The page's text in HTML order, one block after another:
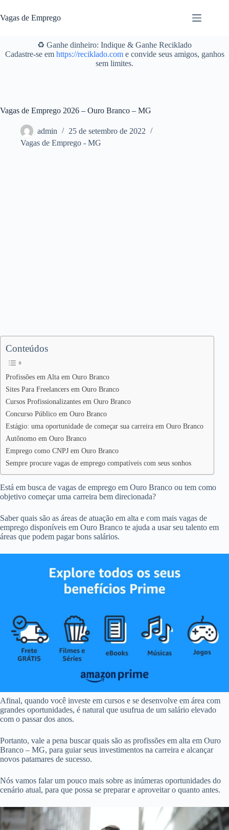
para
o
Vagas de Emprego
♻️ Ganhe dinheiro: Indique & Ganhe Reciklado
Cadastre-se em https://reciklado.come convide seus amigos, ganhos
sem limites.
Vagas de Emprego 2026 – Ouro Branco – MG
admin
25 de setembro de 2022
Vagas de Emprego - MG
Conteúdos
Profissões em Alta em Ouro Branco
Sites Para Freelancers em Ouro Branco
Cursos Profissionalizantes em Ouro Branco
Concurso Público em Ouro Branco
Estágio: uma oportunidade de começar sua carreira em Ouro Branco
Autônomo em Ouro Branco
Emprego como CNPJ em Ouro Branco
Sempre procure vagas de emprego compatíveis com seus sonhos
Está em busca de vagas de emprego em Ouro Branco ou tem como
objetivo começar uma carreira bem direcionada?
Saber quais são as áreas de atuação em alta e com mais vagas de
emprego disponíveis em Ouro Branco te ajuda a usar seu talento em
áreas que podem pagar bons salários.
Afinal, quando você investe em cursos e se desenvolve em área com
grandes oportunidades, é natural que usufrua de um salário elevado
com o passar dos anos.
Portanto, vale a pena buscar quais são as profissões em alta em Ouro
Branco – MG, para guiar seus investimentos na carreira e alcançar
novos patamares de sucesso.
Nós vamos falar um pouco mais sobre as inúmeras oportunidades do
cenário atual, para que possa se preparar e aproveitar o quanto antes.